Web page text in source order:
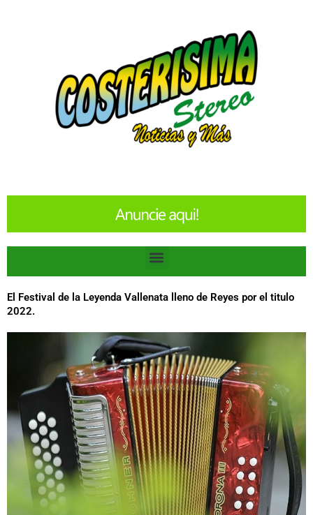
Menu
El Festival de la Leyenda Vallenata lleno de Reyes por el titulo
2022.